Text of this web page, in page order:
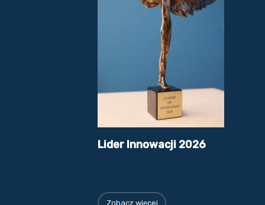
Lider Innowacji 2026
Zobacz więcej